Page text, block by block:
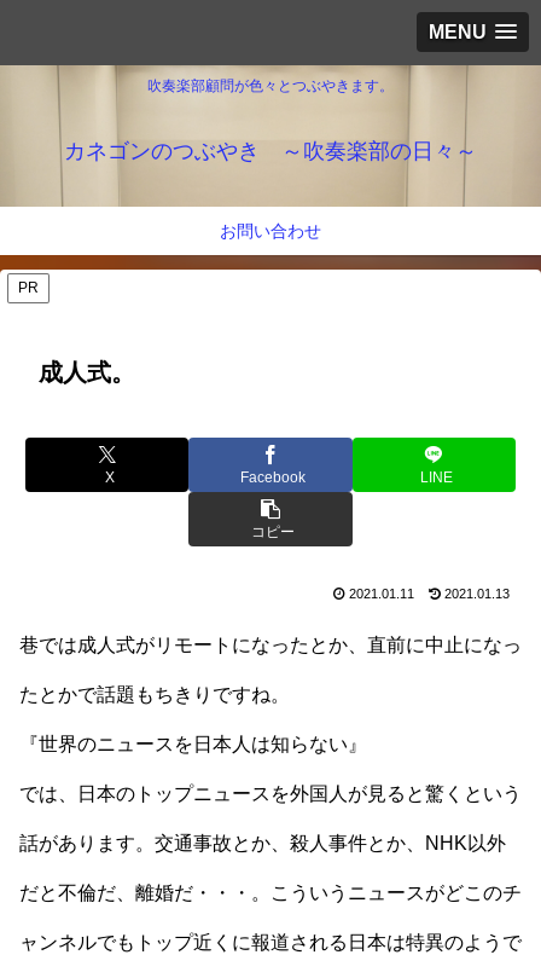
MENU
吹奏楽部顧問が色々とつぶやきます。
カネゴンのつぶやき ～吹奏楽部の日々～
お問い合わせ
PR
成人式。
X Facebook LINE
コピー
2021.01.11 2021.01.13
巷では成人式がリモートになったとか、直前に中止になっ
たとかで話題もちきりですね。
『世界のニュースを日本人は知らない』
では、日本のトップニュースを外国人が見ると驚くという
話があります。交通事故とか、殺人事件とか、NHK以外
だと不倫だ、離婚だ・・・。こういうニュースがどこのチ
ャンネルでもトップ近くに報道される日本は特異のようで